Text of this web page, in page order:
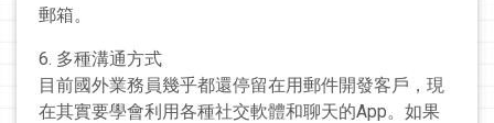
郵箱。
6. 多種溝通方式
目前國外業務員幾乎都還停留在用郵件開發客戶，現
在其實要學會利用各種社交軟體和聊天的App。如果